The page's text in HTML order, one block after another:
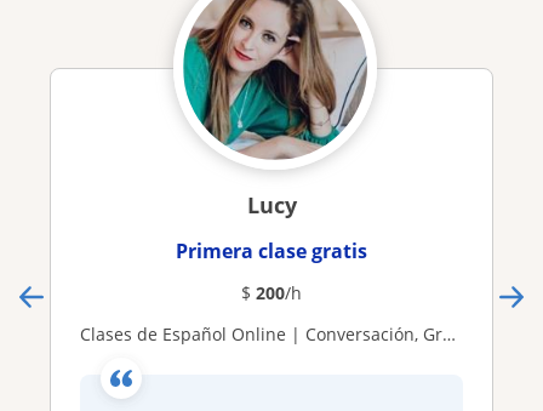
Lucy
Primera clase gratis
$ 200/h
Clases de Español Online | Conversación, Gramática y Apoyo Personalizado